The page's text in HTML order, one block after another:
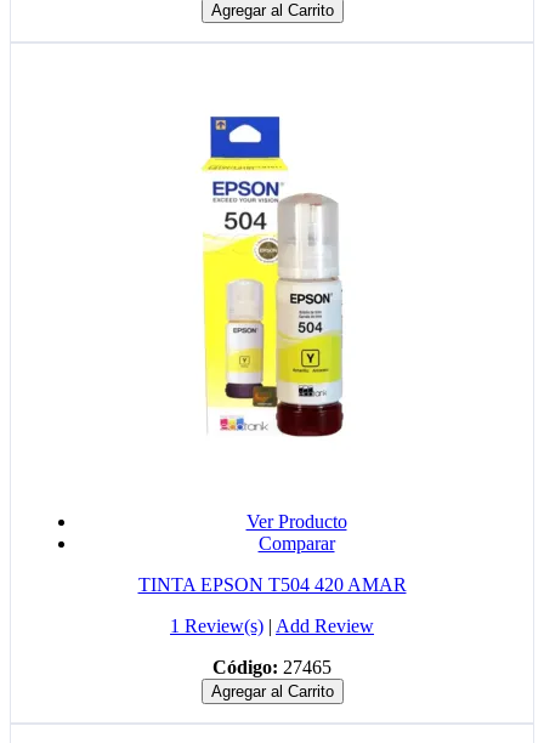
Agregar al Carrito
Ver Producto
Comparar
TINTA EPSON T504 420 AMAR
1 Review(s) | Add Review
Código: 27465
Agregar al Carrito